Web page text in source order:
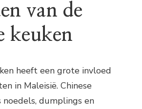
van de
keuken
heeft een grote invloed
in Maleisië. Chinese
noedels, dumplings en